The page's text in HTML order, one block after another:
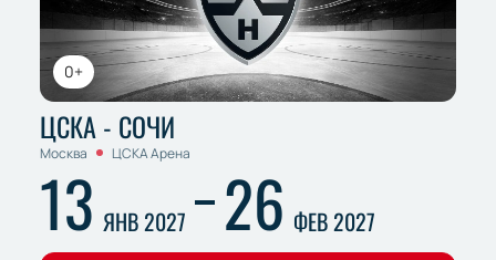
0+
ЦСКА - СОЧИ
Москва ЦСКА Арена
13 ЯНВ 2027 26 ФЕВ 2027